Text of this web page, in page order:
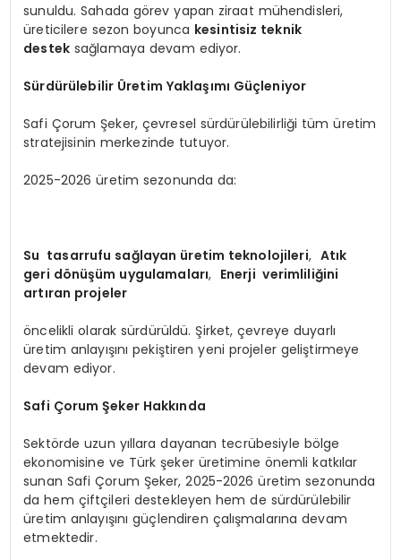
sunuldu. Sahada görev yapan ziraat mühendisleri,
üreticilere sezon boyunca kesintisiz teknik
destek sağlamaya devam ediyor.
Sürdürülebilir Üretim Yaklaşımı Güçleniyor
Safi Çorum Şeker, çevresel sürdürülebilirliği tüm üretim
stratejisinin merkezinde tutuyor.
2025-2026 üretim sezonunda da:
Su tasarrufu sağlayan üretim teknolojileri, Atık
geri dönüşüm uygulamaları, Enerji verimliliğini
artıran projeler
öncelikli olarak sürdürüldü. Şirket, çevreye duyarlı
üretim anlayışını pekiştiren yeni projeler geliştirmeye
devam ediyor.
Safi Çorum Şeker Hakkında
Sektörde uzun yıllara dayanan tecrübesiyle bölge
ekonomisine ve Türk şeker üretimine önemli katkılar
sunan Safi Çorum Şeker, 2025-2026 üretim sezonunda
da hem çiftçileri destekleyen hem de sürdürülebilir
üretim anlayışını güçlendiren çalışmalarına devam
etmektedir.